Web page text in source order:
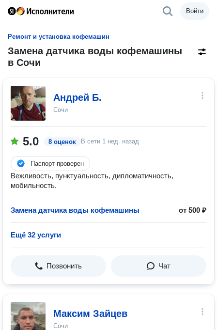
Войти
Ремонт и установка кофемашин
Замена датчиĸа воды кофемашины
в Сочи
Андрей Б.
Сочи
5.0 8 оценок В сети 1 нед. назад
Паспорт проверен
Вежливость, пунктуальность, дипломатичность,
мобильность.
Замена датчиĸа воды кофемашины от 500 ₽
Ещё 32 услуги
Позвонить Чат
Максим Зайцев
Сочи